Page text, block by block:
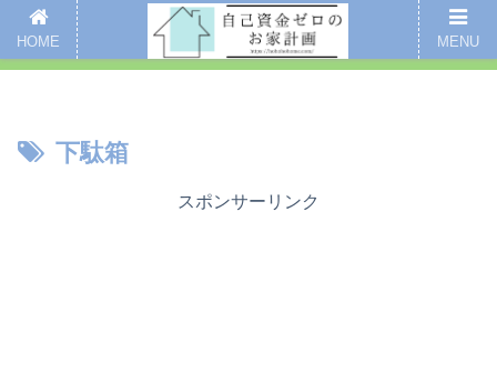
新着記事 愛用品まとめインスタグラム 掃除 全記事一覧
ここをクリックするとブログのご案内ページにいくよ
下駄箱
スポンサーリンク
HOME MENU